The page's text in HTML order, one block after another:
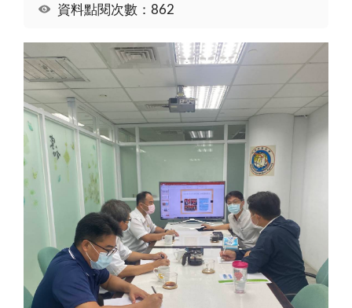
資料點閱次數：862